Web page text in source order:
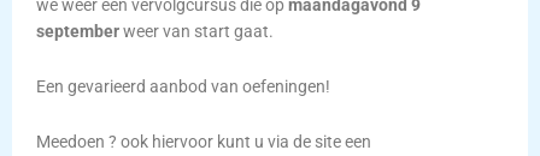
we weer een vervolgcursus die op maandagavond 9
septemberweer van start gaat.
Een gevarieerd aanbod van oefeningen!
Meedoen ? ook hiervoor kunt u via de site een